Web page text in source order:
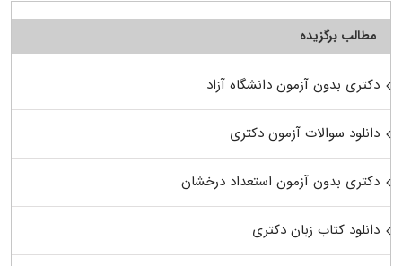
مطالب برگزیده
دکتری بدون آزمون دانشگاه آزاد
دانلود سوالات آزمون دکتری
دکتری بدون آزمون استعداد درخشان
دانلود کتاب زبان دکتری